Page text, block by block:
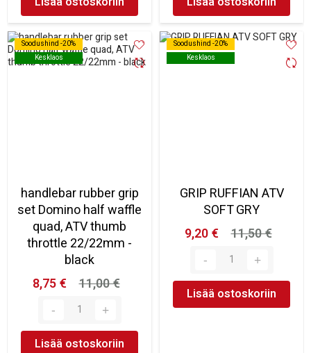
Soodushind -20%
Kesklaos
Soodushind -20%
Kesklaos
handlebar rubber grip
set Domino half waffle
quad, ATV thumb
throttle 22/22mm -
black
8,75 €
11,00 €
Lisää ostoskoriin
Soodushind -20%
Kesklaos
Soodushind -20%
Kesklaos
GRIP RUFFIAN ATV
SOFT GRY
9,20 €
11,50 €
Lisää ostoskoriin